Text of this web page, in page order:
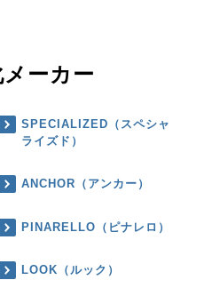
ーカー
SPECIALIZED（スペシャ
ライズド）
ANCHOR（アンカー）
PINARELLO（ピナレロ）
LOOK（ルック）